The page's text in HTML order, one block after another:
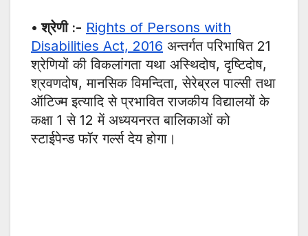
• श्रेणी :- Rights of Persons with
Disabilities Act, 2016 अन्तर्गत परिभाषित 21
श्रेणियों की विकलांगता यथा अस्थिदोष, दृष्टिदोष,
श्रवणदोष, मानसिक विमन्दिता, सेरेब्रल पाल्सी तथा
ऑटिज्म इत्यादि से प्रभावित राजकीय विद्यालयों के
कक्षा 1 से 12 में अध्ययनरत बालिकाओं को
स्टाईपेन्ड फॉर गर्ल्स देय होगा।